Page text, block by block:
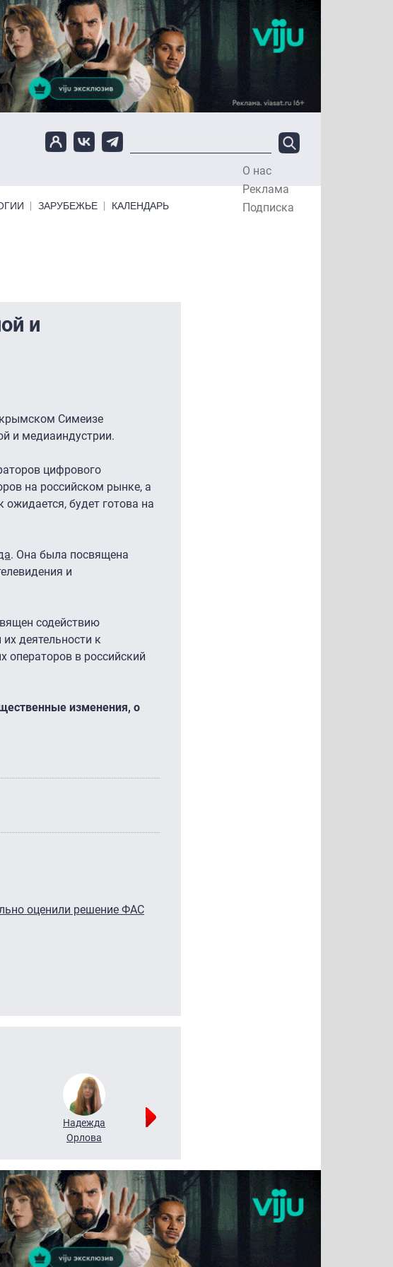
О нас
Реклама
Подписка
ЗАРУБЕЖЬЕ КАЛЕНДАРЬ
и
крымском Симеизе
и медиаиндустрии.
цифрового
на российском рынке, а
будет готова на
. Она была посвящена
и
содействию
деятельности к
операторов в российский
изменения, о
оценили решение ФАС
Надежда
Орлова